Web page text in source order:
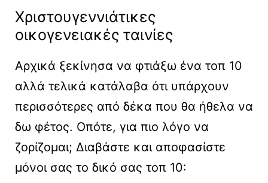
Χριστουγεννιάτικες
οικογενειακές ταινίες
Αρχικά ξεκίνησα να φτιάξω ένα τοπ 10
αλλά τελικά κατάλαβα ότι υπάρχουν
περισσότερες από δέκα που θα ήθελα να
δω φέτος. Οπότε, για πιο λόγο να
ζορίζομαι; Διαβάστε και αποφασίστε
μόνοι σας το δικό σας τοπ 10: